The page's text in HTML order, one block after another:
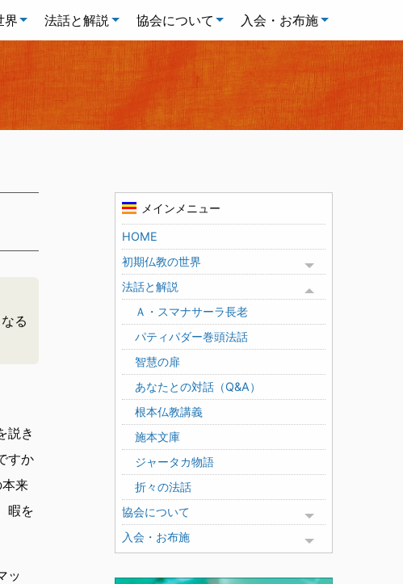
界 法話と解説 協会について 入会・お布施
る
説き
すか
来
暇を
ッ
メインメニュー
HOME
初期仏教の世界
Toggle menu
法話と解説
Toggle menu
Ａ・スマナサーラ長老
パティパダー巻頭法話
智慧の扉
あなたとの対話（Q&A）
根本仏教講義
施本文庫
ジャータカ物語
折々の法話
協会について
Toggle menu
入会・お布施
Toggle menu